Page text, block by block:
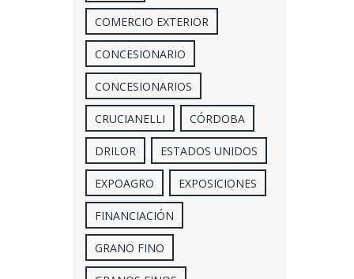
COMERCIO EXTERIOR
CONCESIONARIO
CONCESIONARIOS
CRUCIANELLI CÓRDOBA
DRILOR ESTADOS UNIDOS
EXPOAGRO EXPOSICIONES
FINANCIACIÓN
GRANO FINO